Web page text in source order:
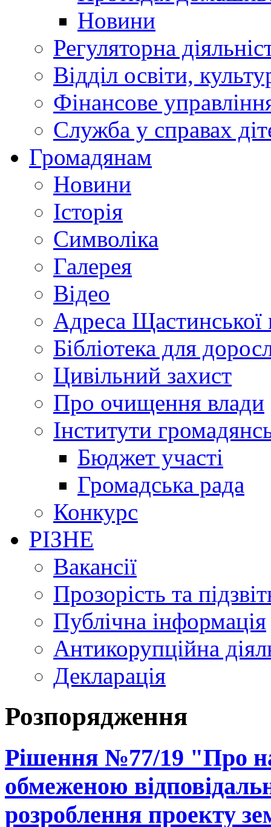
Новини
Регуляторна
Відділ освіти,
Фінансове
Служба у справах
Громадянам
Новини
Історія
Символіка
Галерея
Відео
Адреса Щастинської
Бібліотека для
Цивільний захист
Про очищення влади
Інститути
Бюджет участі
Громадська рада
Конкурс
РІЗНЕ
Вакансії
Прозорість та
Публічна інформація
Антикорупційна
Декларація
Розпорядження
Рішення №77/19 "Про
обмеженою
розроблення проекту